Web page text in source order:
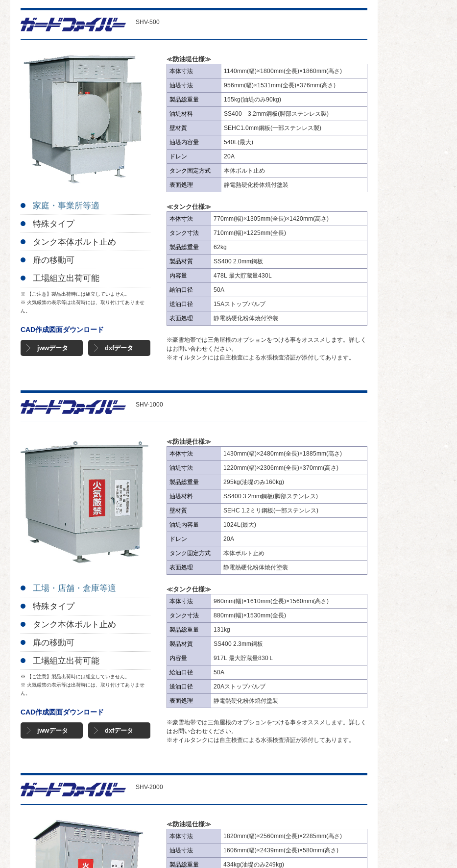
SHV-500
家庭・事業所等適
特殊タイプ
タンク本体ボルト止め
扉の移動可
工場組立出荷可能
※ 【ご注意】製品出荷時には組立していません。
※ 火気厳禁の表示等は出荷時には、取り付けてありませ
ん。
CAD作成図面ダウンロード
jwwデータ dxfデータ
≪防油堤仕様≫
本体寸法 1140mm(幅)×1800mm(全長)×1860mm(高さ)
油堤寸法 956mm(幅)×1531mm(全長)×376mm(高さ)
製品総重量 155kg(油堤のみ90kg)
油堤材料 SS400 3.2mm鋼板(脚部ステンレス製)
壁材質 SEHC1.0mm鋼板(一部ステンレス製)
油堤内容量 540L(最大)
ドレン 20A
タンク固定方式 本体ボルト止め
表面処理 静電熱硬化粉体焼付塗装
≪タンク仕様≫
本体寸法 770mm(幅)×1305mm(全長)×1420mm(高さ)
タンク寸法 710mm(幅)×1225mm(全長)
製品総重量 62kg
製品材質 SS400 2.0mm鋼板
内容量 478L 最大貯蔵量430L
給油口径 50A
送油口径 15Aストップバルブ
表面処理 静電熱硬化粉体焼付塗装
※豪雪地帯では三角屋根のオプションをつける事をオススメします。詳しく
はお問い合わせください。
※オイルタンクには自主検査による水張検査済証が添付してあります。
SHV-1000
工場・店舗・倉庫等適
特殊タイプ
タンク本体ボルト止め
扉の移動可
工場組立出荷可能
※ 【ご注意】製品出荷時には組立していません。
※ 火気厳禁の表示等は出荷時には、取り付けてありませ
ん。
CAD作成図面ダウンロード
jwwデータ dxfデータ
≪防油堤仕様≫
本体寸法 1430mm(幅)×2480mm(全長)×1885mm(高さ)
油堤寸法 1220mm(幅)×2306mm(全長)×370mm(高さ)
製品総重量 295kg(油堤のみ160kg)
油堤材料 SS400 3.2mm鋼板(脚部ステンレス)
壁材質 SEHC 1.2ミリ鋼板(一部ステンレス)
油堤内容量 1024L(最大)
ドレン 20A
タンク固定方式 本体ボルト止め
表面処理 静電熱硬化粉体焼付塗装
≪タンク仕様≫
本体寸法 960mm(幅)×1610mm(全長)×1560mm(高さ)
タンク寸法 880mm(幅)×1530mm(全長)
製品総重量 131kg
製品材質 SS400 2.3mm鋼板
内容量 917L 最大貯蔵量830Ｌ
給油口径 50A
送油口径 20Aストップバルブ
表面処理 静電熱硬化粉体焼付塗装
※豪雪地帯では三角屋根のオプションをつける事をオススメします。詳しく
はお問い合わせください。
※オイルタンクには自主検査による水張検査済証が添付してあります。
SHV-2000
≪防油堤仕様≫
本体寸法 1820mm(幅)×2560mm(全長)×2285mm(高さ)
油堤寸法 1606mm(幅)×2439mm(全長)×580mm(高さ)
製品総重量 434kg(油堤のみ249kg)